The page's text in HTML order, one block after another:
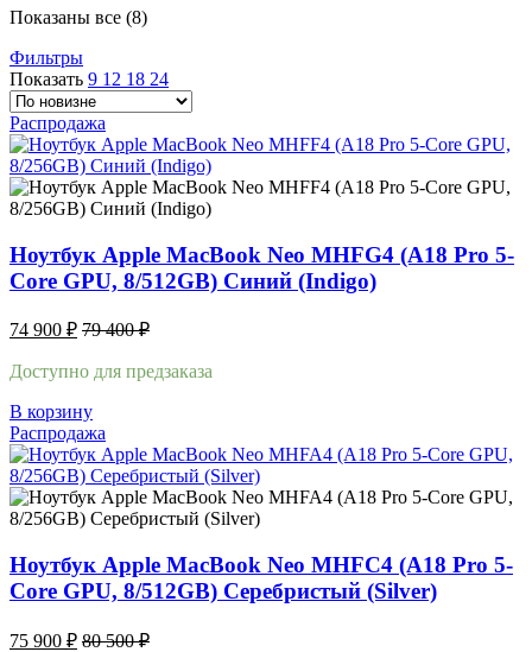
Показаны все (8)Сортировка:
Фильтры
Показать 9 12 18 24
Распродажа
Ноутбук Apple MacBook Neo MHFG4 (A18 Pro 5-
Core GPU, 8/512GB) Синий (Indigo)
74 900 ₽ 79 400₽
Доступно для предзаказа
В корзину
Распродажа
Ноутбук Apple MacBook Neo MHFC4 (A18 Pro 5-
Core GPU, 8/512GB) Серебристый (Silver)
75 900 ₽ 80 500₽